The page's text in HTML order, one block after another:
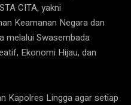
CITA, yakni
Keamanan Negara dan
melalui Swasembada
Ekonomi Hijau, dan
Kapolres Lingga agar setiap